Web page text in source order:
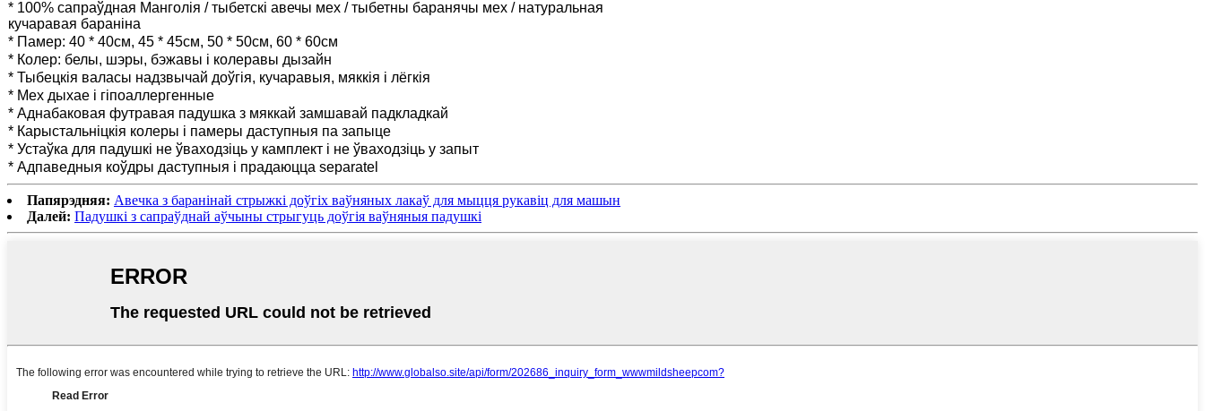
* 100% сапраўдная Манголія / тыбетскі авечы мех / тыбетны баранячы мех / натуральная
кучаравая бараніна
* Памер: 40 * 40см, 45 * 45см, 50 * 50см, 60 * 60см
* Колер: белы, шэры, бэжавы і колеравы дызайн
* Тыбецкія валасы надзвычай доўгія, кучаравыя, мяккія і лёгкія
* Мех дыхае і гіпоаллергенные
* Аднабаковая футравая падушка з мяккай замшавай падкладкай
* Карыстальніцкія колеры і памеры даступныя па запыце
* Устаўка для падушкі не ўваходзіць у камплект і не ўваходзіць у запыт
* Адпаведныя коўдры даступныя і прадаюцца separatel
Папярэдняя: Авечка з баранінай стрыжкі доўгіх ваўняных лакаў для мыцця рукавіц для машын
Далей: Падушкі з сапраўднай аўчыны стрыгуць доўгія ваўняныя падушкі